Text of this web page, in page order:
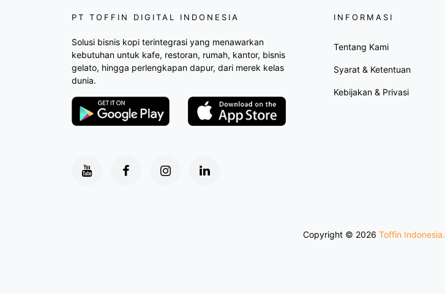
PT TOFFIN DIGITAL INDONESIA
Solusi bisnis kopi terintegrasi yang menawarkan
kebutuhan untuk kafe, restoran, rumah, kantor, bisnis
gelato, hingga perlengkapan dapur, dari merek kelas
dunia.
INFORMASI
Tentang Kami
Syarat & Ketentuan
Kebijakan & Privasi
Copyright © 2026 Toffin Indonesia.